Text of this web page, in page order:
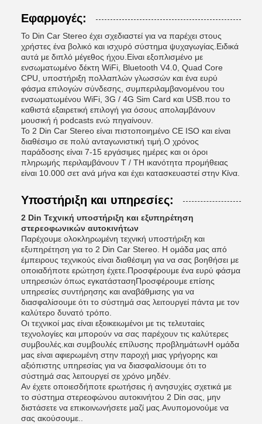
Εφαρμογές:
Το Din Car Stereo έχει σχεδιαστεί για να παρέχει στους
χρήστες ένα βολικό και ισχυρό σύστημα ψυχαγωγίας.Ειδικά
αυτά με διπλό μέγεθος ήχου.Είναι εξοπλισμένο με
ενσωματωμένο δέκτη WiFi, Bluetooth V4.0, Quad Core
CPU, υποστήριξη πολλαπλών γλωσσών και ένα ευρύ
φάσμα επιλογών σύνδεσης, συμπεριλαμβανομένου του
ενσωματωμένου WiFi, 3G / 4G Sim Card και USB.που το
καθιστά εξαιρετική επιλογή για όσους απολαμβάνουν
μουσική ή podcasts ενώ πηγαίνουν.
Το 2 Din Car Stereo είναι πιστοποιημένο CE ISO και είναι
διαθέσιμο σε πολύ ανταγωνιστική τιμή.Ο χρόνος
παράδοσης είναι 7-15 εργάσιμες ημέρες και οι όροι
πληρωμής περιλαμβάνουν T / TΗ ικανότητα προμήθειας
είναι 10.000 σετ ανά μήνα και έχει κατασκευαστεί στην Κίνα.
Υποστήριξη και υπηρεσίες:
2 Din Τεχνική υποστήριξη και εξυπηρέτηση
στερεοφωνικών αυτοκινήτων
Παρέχουμε ολοκληρωμένη τεχνική υποστήριξη και
εξυπηρέτηση για το 2 Din Car Stereo. Η ομάδα μας από
έμπειρους τεχνικούς είναι διαθέσιμη για να σας βοηθήσει με
οποιαδήποτε ερώτηση έχετε.Προσφέρουμε ένα ευρύ φάσμα
υπηρεσιών όπως εγκατάστασηΠροσφέρουμε επίσης
υπηρεσίες συντήρησης και αναβάθμισης για να
διασφαλίσουμε ότι το σύστημά σας λειτουργεί πάντα με τον
καλύτερο δυνατό τρόπο.
Οι τεχνικοί μας είναι εξοικειωμένοι με τις τελευταίες
τεχνολογίες και μπορούν να σας παρέχουν τις καλύτερες
συμβουλές.και συμβουλές επίλυσης προβλημάτωνΗ ομάδα
μας είναι αφιερωμένη στην παροχή μιας γρήγορης και
αξιόπιστης υπηρεσίας για να διασφαλίσουμε ότι το
σύστημά σας λειτουργεί σε χρόνο μηδέν.
Αν έχετε οποιεσδήποτε ερωτήσεις ή ανησυχίες σχετικά με
το σύστημα στερεοφώνου αυτοκινήτου 2 Din σας, μην
διστάσετε να επικοινωνήσετε μαζί μας.Ανυπομονούμε να
σας ακούσουμε..